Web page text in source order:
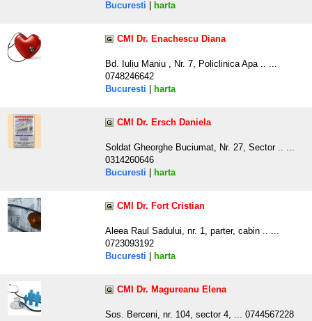
Bucuresti harta
CMI Dr. Enachescu Diana
Bd. Iuliu Maniu , Nr. 7, Policlinica Apa .. ...
0748246642
Bucuresti
harta
CMI Dr. Ersch Daniela
Soldat Gheorghe Buciumat, Nr. 27, Sector .. ...
0314260646
Bucuresti
harta
CMI Dr. Fort Cristian
Aleea Raul Sadului, nr. 1, parter, cabin .. ...
0723093192
Bucuresti
harta
CMI Dr. Magureanu Elena
Sos. Berceni, nr. 104, sector 4, ... 0744567228